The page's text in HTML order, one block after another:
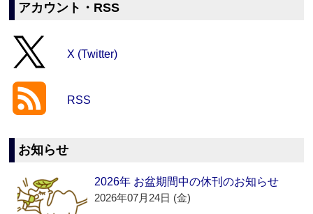
アカウント・RSS
X (Twitter)
RSS
お知らせ
2026年 お盆期間中の休刊のお知らせ
2026年07月24日 (金)